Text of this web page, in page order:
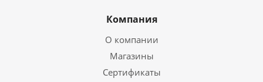
Компания
О компании
Магазины
Сертификаты